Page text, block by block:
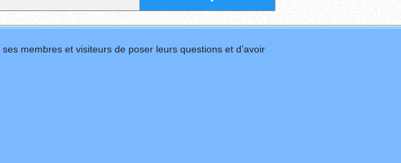
membres et visiteurs de poser leurs questions et d’avoir